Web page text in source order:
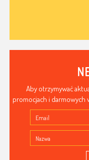
Aby otrzymywać
promocjach i